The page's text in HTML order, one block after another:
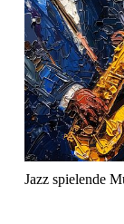
Jazz spielende